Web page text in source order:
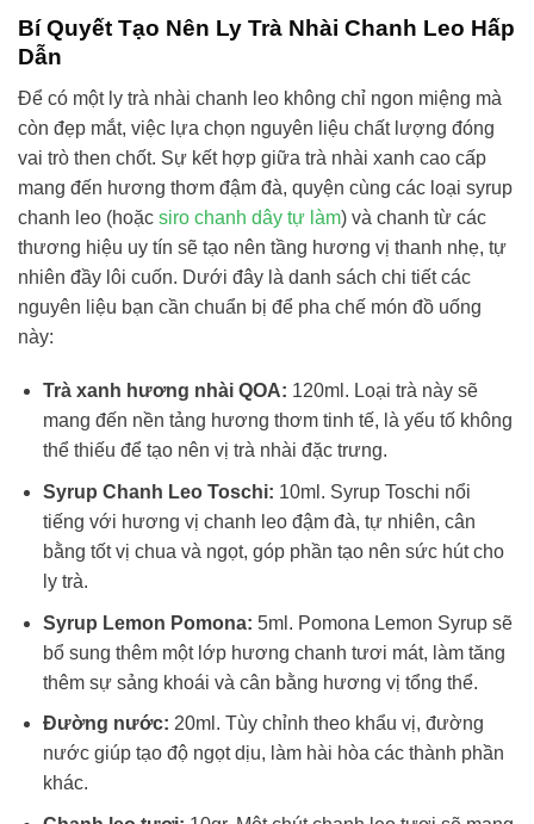
Bí Quyết Tạo Nên Ly Trà Nhài Chanh Leo Hấp
Dẫn
Để có một ly trà nhài chanh leo không chỉ ngon miệng mà
còn đẹp mắt, việc lựa chọn nguyên liệu chất lượng đóng
vai trò then chốt. Sự kết hợp giữa trà nhài xanh cao cấp
mang đến hương thơm đậm đà, quyện cùng các loại syrup
chanh leo (hoặc siro chanh dây tự làm) và chanh từ các
thương hiệu uy tín sẽ tạo nên tầng hương vị thanh nhẹ, tự
nhiên đầy lôi cuốn. Dưới đây là danh sách chi tiết các
nguyên liệu bạn cần chuẩn bị để pha chế món đồ uống
này:
Trà xanh hương nhài QOA: 120ml. Loại trà này sẽ
mang đến nền tảng hương thơm tinh tế, là yếu tố không
thể thiếu để tạo nên vị trà nhài đặc trưng.
Syrup Chanh Leo Toschi: 10ml. Syrup Toschi nổi
tiếng với hương vị chanh leo đậm đà, tự nhiên, cân
bằng tốt vị chua và ngọt, góp phần tạo nên sức hút cho
ly trà.
Syrup Lemon Pomona: 5ml. Pomona Lemon Syrup sẽ
bổ sung thêm một lớp hương chanh tươi mát, làm tăng
thêm sự sảng khoái và cân bằng hương vị tổng thể.
Đường nước: 20ml. Tùy chỉnh theo khẩu vị, đường
nước giúp tạo độ ngọt dịu, làm hài hòa các thành phần
khác.